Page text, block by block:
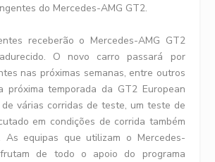
do Mercedes-AMG GT2.
receberão o Mercedes-AMG GT2
O novo carro passará por
nas próximas semanas, entre outros
próxima temporada da GT2 European
várias corridas de teste, um teste de
em condições de corrida também
As equipas que utilizam o Mercedes-
de todo o apoio do programa